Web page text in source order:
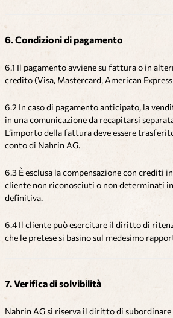
6. Condizioni di pagamento
6.1 Il pagamento avviene su fattura o in
credito (Visa, Mastercard, American
6.2 In caso di pagamento anticipato, la
in una comunicazione da recapitarsi
L’importo della fattura deve essere
conto di Nahrin AG.
6.3 È esclusa la compensazione con crediti
cliente non riconosciuti o non determinati
definitiva.
6.4 Il cliente può esercitare il diritto di
che le pretese si basino sul medesimo
7. Verifica di solvibilità
Nahrin AG si riserva il diritto di